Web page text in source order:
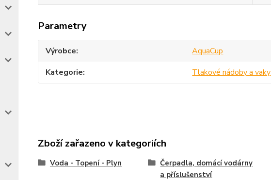
Parametry
Výrobce
AquaCup
Kategorie
Tlakové nádoby a vaky
Zboží zařazeno v kategoriích
Voda - Topení - Plyn
Čerpadla, domácí vodárny
a příslušenství